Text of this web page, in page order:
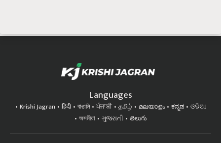
Languages
Krishi Jagran हिंदी বাঙালি ਪੰਜਾਬੀ தமிழ் മലയാളം ಕನ್ನಡ
ଓଡିଆ
অসমীয়া
ગુજરાતી తెలుగు